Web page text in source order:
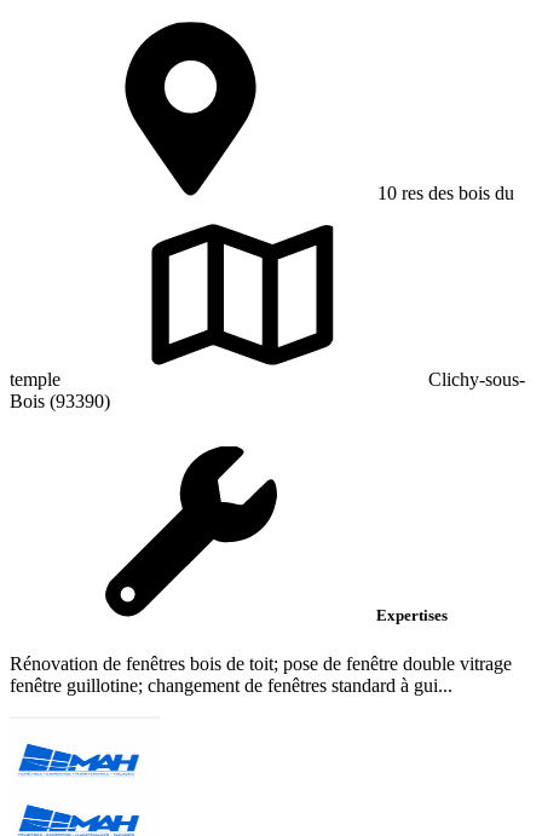
10 res des bois du
temple
Clichy-sous-
Bois (93390)
Expertises
Rénovation de fenêtres bois de toit; pose de fenêtre double vitrage
fenêtre guillotine; changement de fenêtres standard à gui...